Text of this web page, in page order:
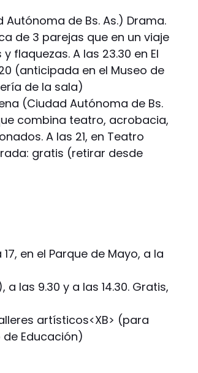
Autónoma de Bs. As.) Drama.
de 3 parejas que en un viaje
flaquezas. A las 23.30 en El
(anticipada en el Museo de
de la sala)
(Ciudad Autónoma de Bs.
combina teatro, acrobacia,
A las 21, en Teatro
gratis (retirar desde
en el Parque de Mayo, a la
a las 9.30 y a las 14.30. Gratis,
artísticos<XB> (para
Educación)